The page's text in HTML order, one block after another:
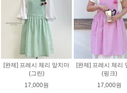
[완제] 프레시 체리 앞치마
(그린)
17,000원
[완제] 프레시 체리
(핑크)
17,000원